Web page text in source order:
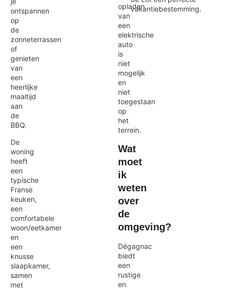
ontspannen
op
de
zonneterrassen
of
genieten
van
een
heerlijke
maaltijd
aan
de
BBQ.
De
woning
heeft
een
typische
Franse
keuken,
een
comfortabele
woon/eetkamer
en
een
knusse
slaapkamer,
samen
met
opladen
van
een
elektrische
auto
is
niet
mogelijk
en
niet
toegestaan
op
het
terrein.
Wat
moet
ik
weten
over
de
omgeving?
Dégagnac
biedt
een
rustige
en
vakantiebestemming.